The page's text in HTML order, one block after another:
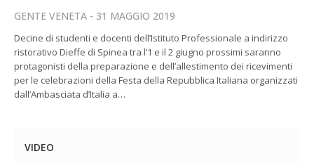
GENTE VENETA 31 MAGGIO 2019
Decine di studenti e docenti dell’Istituto Professionale a indirizzo
ristorativo Dieffe di Spinea tra l’1 e il 2 giugno prossimi saranno
protagonisti della preparazione e dell’allestimento dei ricevimenti
per le celebrazioni della Festa della Repubblica Italiana organizzati
dall’Ambasciata d’Italia a…
VIDEO